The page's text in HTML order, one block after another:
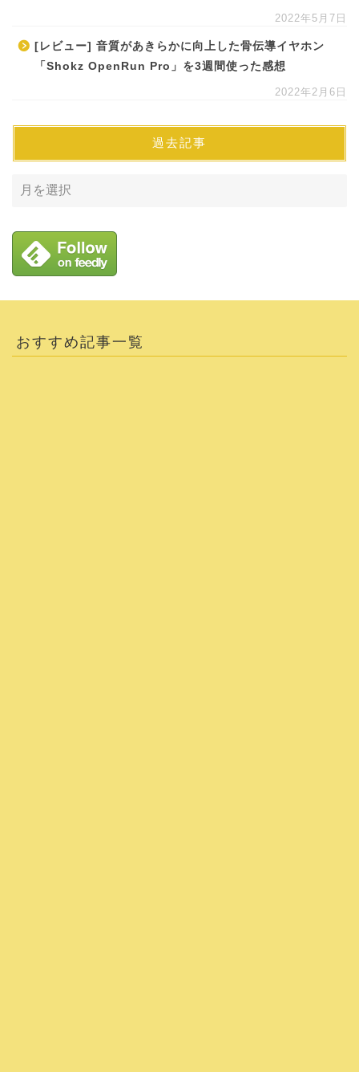
2022年5月7日
[レビュー] 音質があきらかに向上した骨伝導イヤホン
「Shokz OpenRun Pro」を3週間使った感想
2022年2月6日
過去記事
おすすめ記事一覧